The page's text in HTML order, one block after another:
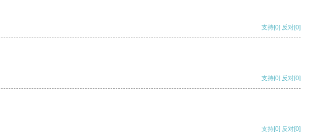
支持[0] 反对[0]
支持[0] 反对[0]
支持[0] 反对[0]